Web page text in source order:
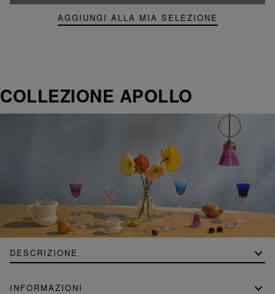
AGGIUNGI ALLA MIA SELEZIONE
COLLEZIONE APOLLO
DESCRIZIONE
INFORMAZIONI